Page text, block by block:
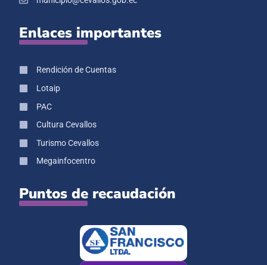
Enlaces importantes
Rendición de Cuentas
Lotaip
PAC
Cultura Cevallos
Turismo Cevallos
Megainfocentro
Puntos de recaudación